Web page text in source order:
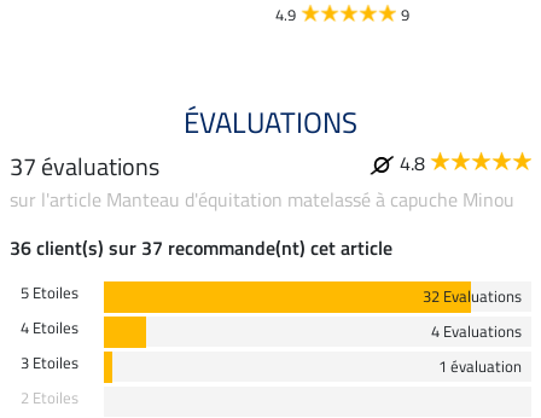
4.9 9
ÉVALUATIONS
37 évaluations
4.8
sur l'article Manteau d'équitation matelassé à capuche Minou
36 client(s) sur 37 recommande(nt) cet article
5 Etoiles
32 Evaluations
4 Etoiles
4 Evaluations
3 Etoiles
1 évaluation
2 Etoiles